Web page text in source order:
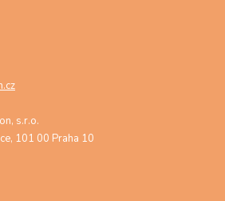
s.r.o.
101 00 Praha 10